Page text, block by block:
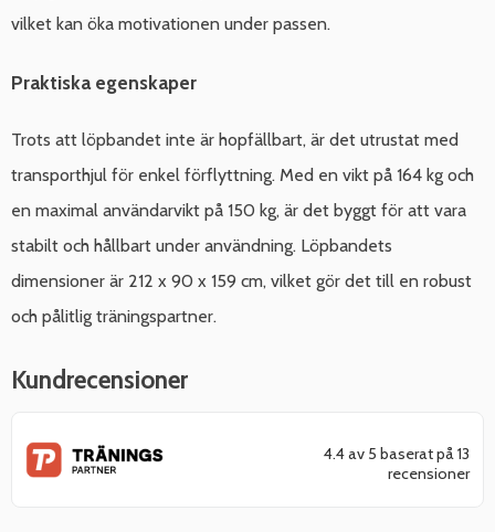
vilket kan öka motivationen under passen.
Praktiska egenskaper
Trots att löpbandet inte är hopfällbart, är det utrustat med
transporthjul för enkel förflyttning. Med en vikt på 164 kg och
en maximal användarvikt på 150 kg, är det byggt för att vara
stabilt och hållbart under användning. Löpbandets
dimensioner är 212 x 90 x 159 cm, vilket gör det till en robust
och pålitlig träningspartner.
Kundrecensioner
4.4 av 5 baserat på 13
recensioner